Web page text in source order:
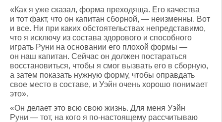
«Как я уже сказал, форма преходяща. Его качества
и тот факт, что он капитан сборной, — неизменны. Вот
и все. Ни при каких обстоятельствах непредставимо,
что я исключу из состава здорового и способного
играть Руни на основании его плохой формы —
он наш капитан. Сейчас он должен постараться
восстановиться, чтобы я смог вызвать его в сборную,
а затем показать нужную форму, чтобы оправдать
свое место в составе, и Уэйн очень хорошо понимает
это».
«Он делает это всю свою жизнь. Для меня Уэйн
Руни — тот, на кого я по-настоящему рассчитываю